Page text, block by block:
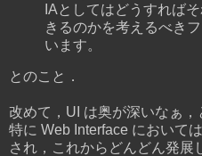
IAとしてはどうすれば
きるのかを考えるべき
います。
とのこと．
改めて，UI は奥が深いなぁ，
特に Web Interface において
され，これからどんどん発展